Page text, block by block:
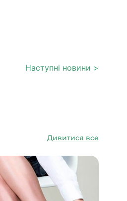
Наступні новини >
Дивитися все